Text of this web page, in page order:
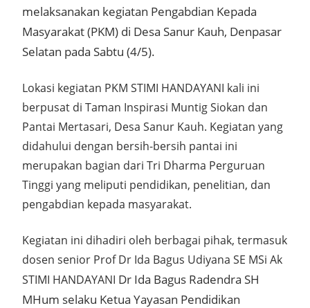
melaksanakan kegiatan Pengabdian Kepada
Masyarakat (PKM) di Desa Sanur Kauh, Denpasar
Selatan pada Sabtu (4/5).
Lokasi kegiatan PKM STIMI HANDAYANI kali ini
berpusat di Taman Inspirasi Muntig Siokan dan
Pantai Mertasari, Desa Sanur Kauh. Kegiatan yang
didahului dengan bersih-bersih pantai ini
merupakan bagian dari Tri Dharma Perguruan
Tinggi yang meliputi pendidikan, penelitian, dan
pengabdian kepada masyarakat.
Kegiatan ini dihadiri oleh berbagai pihak, termasuk
dosen senior Prof Dr Ida Bagus Udiyana SE MSi Ak
STIMI HANDAYANI Dr Ida Bagus Radendra SH
MHum selaku Ketua Yayasan Pendidikan